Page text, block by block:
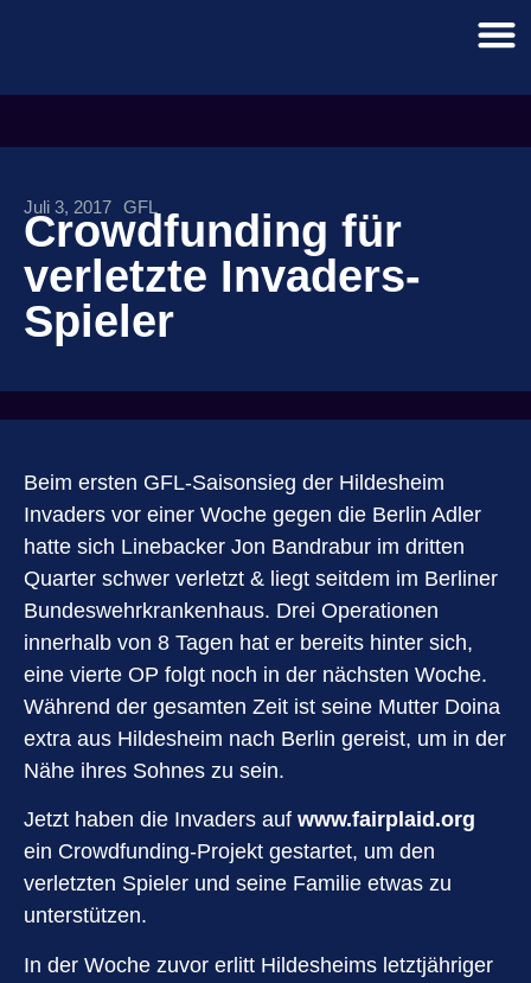
Juli 3, 2017 GFL
Crowdfunding für
verletzte Invaders-
Spieler
Beim ersten GFL-Saisonsieg der Hildesheim
Invaders vor einer Woche gegen die Berlin Adler
hatte sich Linebacker Jon Bandrabur im dritten
Quarter schwer verletzt & liegt seitdem im Berliner
Bundeswehrkrankenhaus. Drei Operationen
innerhalb von 8 Tagen hat er bereits hinter sich,
eine vierte OP folgt noch in der nächsten Woche.
Während der gesamten Zeit ist seine Mutter Doina
extra aus Hildesheim nach Berlin gereist, um in der
Nähe ihres Sohnes zu sein.
Jetzt haben die Invaders auf www.fairplaid.org
ein Crowdfunding-Projekt gestartet, um den
verletzten Spieler und seine Familie etwas zu
unterstützen.
In der Woche zuvor erlitt Hildesheims letztjähriger